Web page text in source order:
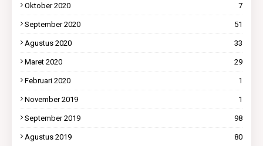
Oktober 2020 7
September 2020 51
Agustus 2020 33
Maret 2020 29
Februari 2020 1
November 2019 1
September 2019 98
Agustus 2019 80